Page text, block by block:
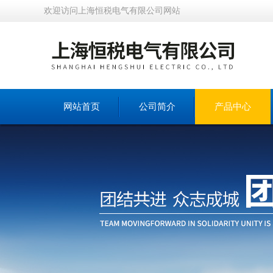
欢迎访问上海恒税电气有限公司网站
网站首页 公司简介 产品中心